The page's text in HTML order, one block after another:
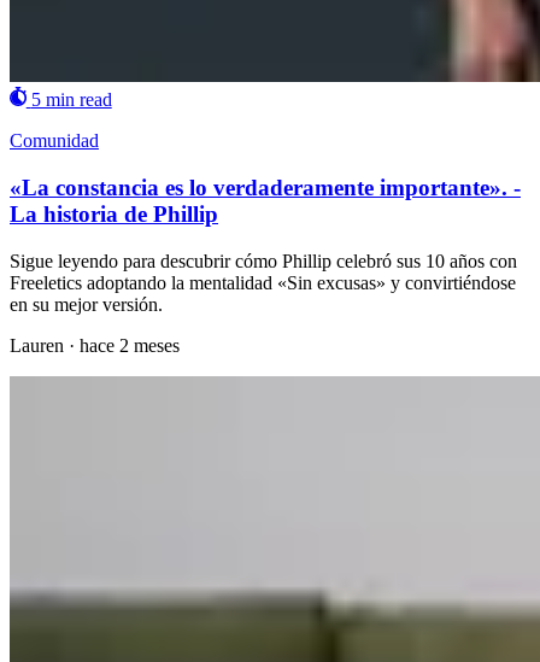
5 min read
Comunidad
«La constancia es lo verdaderamente importante». -
La historia de Phillip
Sigue leyendo para descubrir cómo Phillip celebró sus 10 años con
Freeletics adoptando la mentalidad «Sin excusas» y convirtiéndose
en su mejor versión.
Lauren · hace 2 meses